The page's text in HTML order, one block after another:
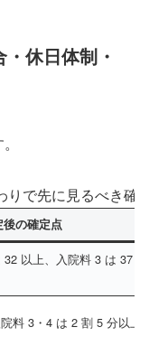
休日体制・
りで先に見るべき確
後の確定点
以上、入院料 3 は 37
料 3・4 は 2 割 5 分以上